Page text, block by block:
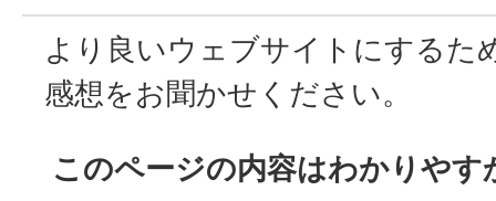
より良いウェブサイトにするた
感想をお聞かせください。
このページの内容はわかりやす